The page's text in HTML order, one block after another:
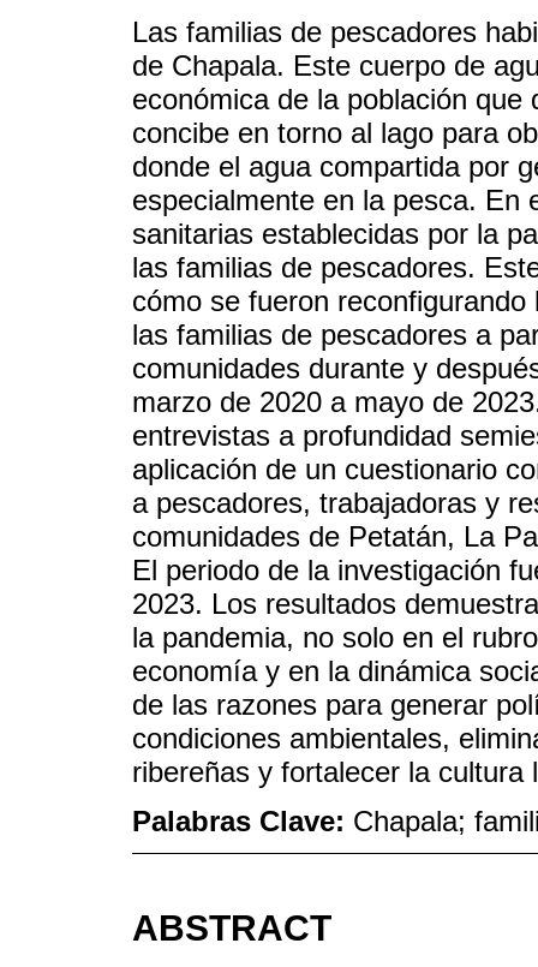
Las familias de pescadores
de Chapala. Este cuerpo de
económica de la población
concibe en torno al lago para
donde el agua compartida por
especialmente en la pesca. En
sanitarias establecidas por la
las familias de pescadores.
cómo se fueron
las familias de pescadores a
comunidades durante y
marzo de 2020 a mayo de
entrevistas a profundidad
aplicación de un cuestionario
a pescadores, trabajadoras y
comunidades de Petatán, La
El periodo de la investigación
2023. Los resultados
la pandemia, no solo en el
economía y en la dinámica
de las razones para generar
condiciones ambientales,
ribereñas y fortalecer la cultura
Palabras Clave: Chapala;
ABSTRACT